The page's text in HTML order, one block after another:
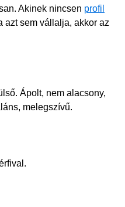
Akinek nincsen profil
azt sem vállalja, akkor az
Ápolt, nem alacsony,
melegszívű.